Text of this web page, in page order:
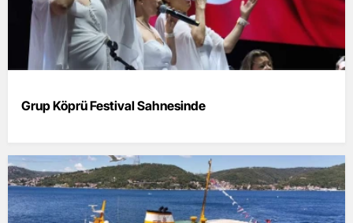
Grup Köprü Festival Sahnesinde